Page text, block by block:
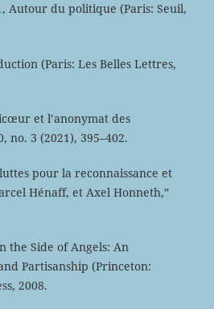
Autour du politique (Paris: Seuil,
(Paris: Les Belles Lettres,
et l’anonymat des
no. 3 (2021), 395–402.
pour la reconnaissance et
Hénaff, et Axel Honneth,”
the Side of Angels: An
Partisanship (Princeton:
2008.